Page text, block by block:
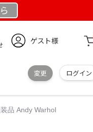
ゲスト様
変更 ログイン
品 Andy Warhol